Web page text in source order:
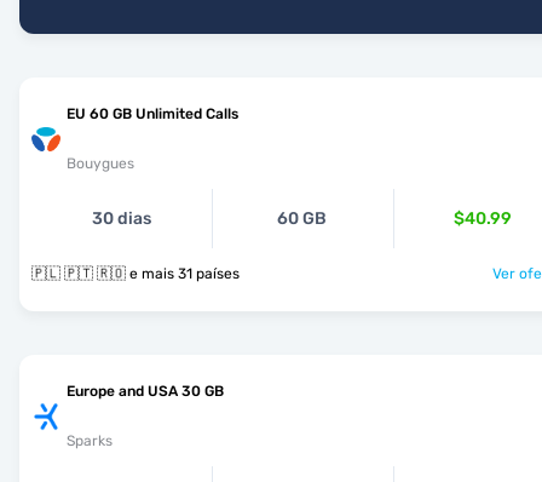
EU 60 GB Unlimited Calls
Bouygues
30 dias 60 GB $40.99
🇵🇱 🇵🇹 🇷🇴 e mais 31 países Ver
Europe and USA 30 GB
Sparks